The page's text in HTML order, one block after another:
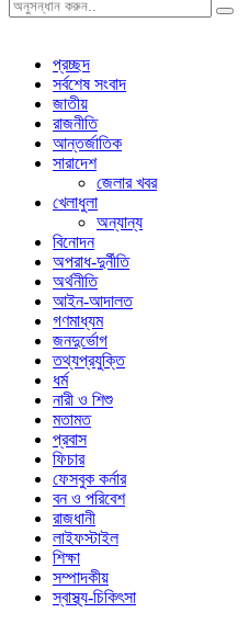
প্রচ্ছদ
সর্বশেষ সংবাদ
জাতীয়
রাজনীতি
আন্তর্জাতিক
সারাদেশ
জেলার খবর
খেলাধুলা
অন্যান্য
বিনোদন
অপরাধ-দুর্নীতি
অর্থনীতি
আইন-আদালত
গণমাধ্যম
জনদুর্ভোগ
তথ্যপ্রযুক্তি
ধর্ম
নারী ও শিশু
মতামত
প্রবাস
ফিচার
ফেসবুক কর্নার
বন ও পরিবেশ
রাজধানী
লাইফস্টাইল
শিক্ষা
সম্পাদকীয়
স্বাস্থ্য-চিকিৎসা